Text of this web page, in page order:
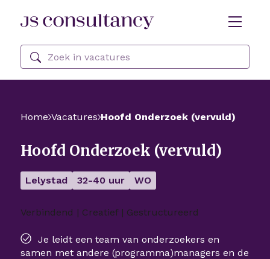
Skip Navigation or Skip to Content
Zoeken
Home Vacatures Hoofd Onderzoek (vervuld)
Hoofd Onderzoek (vervuld)
Lelystad 32-40 uur WO
Verbindend | Creatief | Gestructureerd
Je leidt een team van onderzoekers en
samen met andere (programma)managers en de